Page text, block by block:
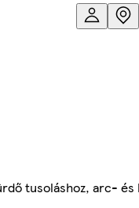
tusoláshoz, arc-